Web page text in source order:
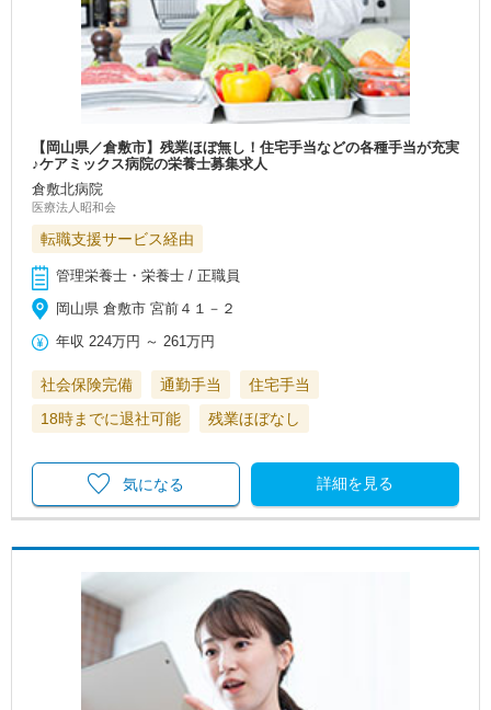
【岡山県／倉敷市】残業ほぼ無し！住宅手当などの各種手当が充実
♪ケアミックス病院の栄養士募集求人
倉敷北病院
医療法人昭和会
転職支援サービス経由
管理栄養士・栄養士 / 正職員
岡山県 倉敷市 宮前４１－２
年収 224万円 ～ 261万円
社会保険完備 通勤手当
住宅手当
18時までに退社可能
残業ほぼなし
詳細を見る
気になる